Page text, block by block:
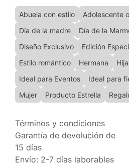
Abuela con estilo Adolescente
Día de la madre
Día de la
Diseño Exclusivo
Edición
Estilo romántico
Hermana Hija
Ideal para Eventos
Ideal para
Mujer
Producto Estrella
Términos y condiciones
Garantía de devolución de
15 días
Envío: 2-7 días laborables